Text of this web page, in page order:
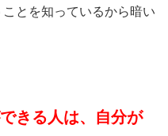
とを知っているから暗い
きる人は、自分が